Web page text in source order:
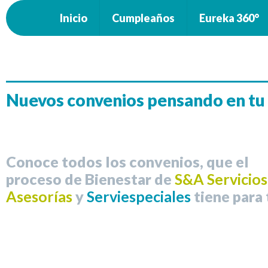
Inicio Cumpleaños Eureka 360°
Nuevos convenios pensando en
Conoce todos los convenios, que el
proceso de Bienestar de S&A
AsesoríasyServiespeciales tiene para